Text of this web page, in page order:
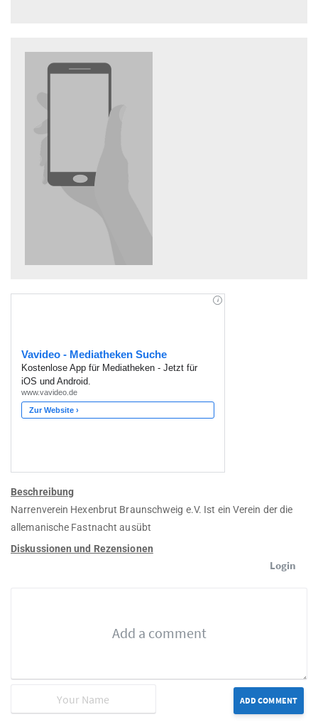
Beschreibung
Narrenverein Hexenbrut Braunschweig e.V. Ist ein Verein der die
allemanische Fastnacht ausübt
Diskussionen und Rezensionen
Login
ADD COMMENT